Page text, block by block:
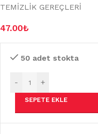
TEMİZLİK GEREÇLERİ
47.00₺
50 adet stokta
- +
SEPETE EKLE